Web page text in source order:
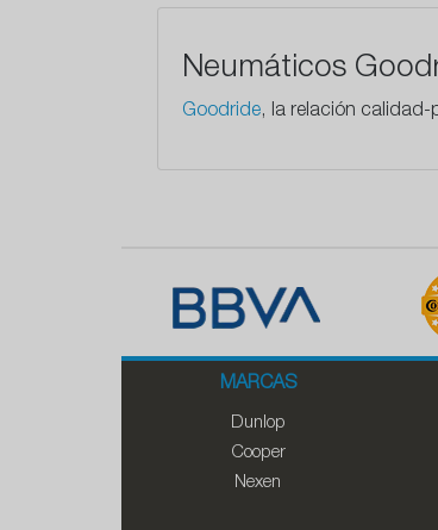
Neumáticos
Goodride, la relación calidad-
MARCAS
Dunlop
Cooper
Nexen